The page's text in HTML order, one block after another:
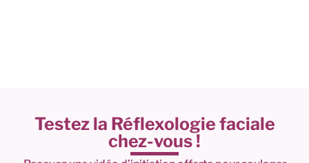
Testez la Réflexologie faciale
chez-vous !